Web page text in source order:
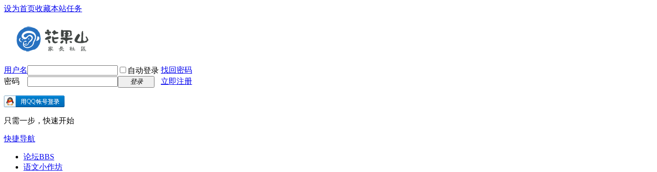
设为首页收藏本站任务
用户名 自动登录 找回密码
密码
登录 立即注册
只需一步，快速开始
快捷导航
论坛BBS
语文小作坊